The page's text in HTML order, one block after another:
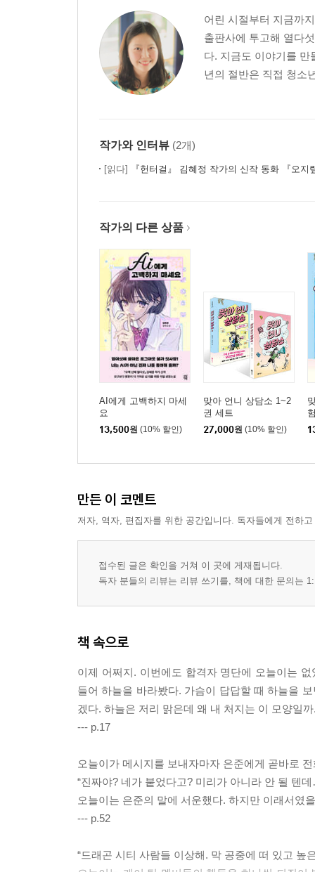
어린 시절부터 지금까
출판사에 투고해 열다
다. 지금도 이야기를 만
년의 절반은 직접 청소
작가와 인터뷰 (2개)
[읽다] 『헌터걸』 김혜정 작가의 신작 동화 『오지
작가의 다른 상품
AI에게 고백하지 마세
요
13,500원 (10% 할인)
맞아 언니 상담소 1~2
권 세트
27,000원 (10% 할인)
만든 이 코멘트
저자, 역자, 편집자를 위한 공간입니다. 독자들에게 전하
접수된 글은 확인을 거쳐 이 곳에 게재됩니다.
독자 분들의 리뷰는 리뷰 쓰기를, 책에 대한 문의는
책 속으로
이제 어쩌지. 이번에도 합격자 명단에 오늘이는
들어 하늘을 바라봤다. 가슴이 답답할 때 하늘을
겠다. 하늘은 저리 맑은데 왜 내 처지는 이 모양일
--- p.17
오늘이가 메시지를 보내자마자 은준에게 곧바로
“진짜야? 네가 붙었다고? 미리가 아니라 안 될 텐
오늘이는 은준의 말에 서운했다. 하지만 이래서였
--- p.52
“드래곤 시티 사람들 이상해. 막 공중에 떠 있고 높